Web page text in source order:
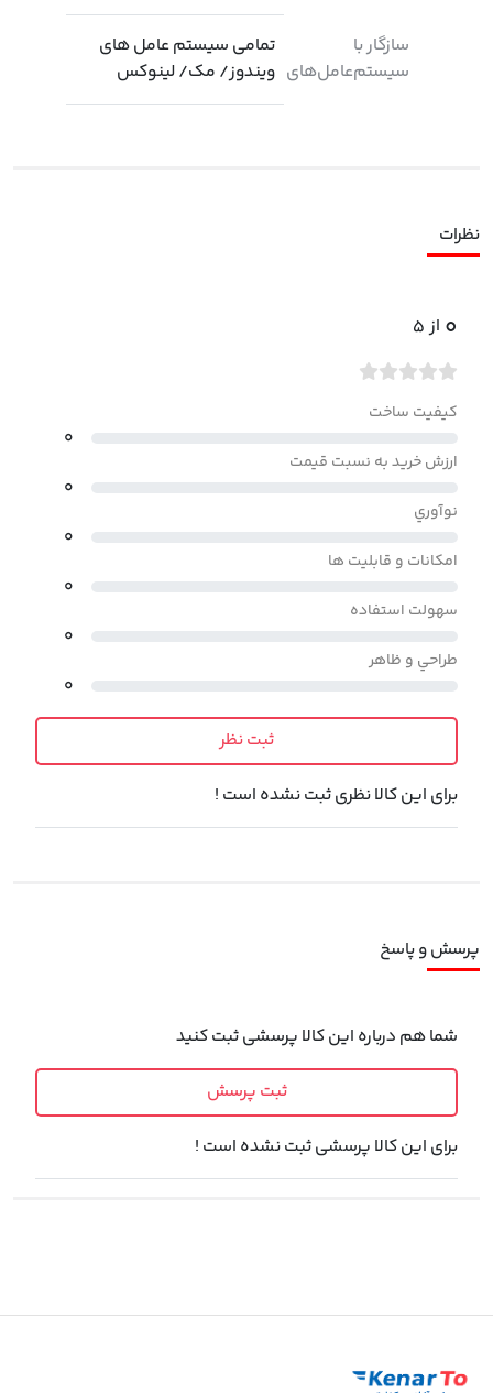
سازگار با
سیستم‌عامل‌های
تمامی سیستم عامل های
ویندوز/ مک/ لینوکس
نظرات
۰ از ۵
کيفيت ساخت
۰
ارزش خريد به نسبت قيمت
۰
نوآوري
۰
امکانات و قابليت ها
۰
سهولت استفاده
۰
طراحي و ظاهر
۰
ثبت نظر
برای این کالا نظری ثبت نشده است !
پرسش و پاسخ
شما هم درباره این کالا پرسشی ثبت کنید
ثبت پرسش
برای این کالا پرسشی ثبت نشده است !